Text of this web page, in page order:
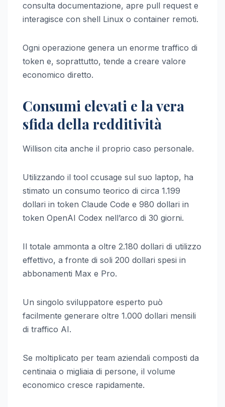
consulta documentazione, apre pull request e
interagisce con shell Linux o container remoti.
Ogni operazione genera un enorme traffico di
token e, soprattutto, tende a creare valore
economico diretto.
Consumi elevati e la vera
sfida della redditività
Willison cita anche il proprio caso personale.
Utilizzando il tool ccusage sul suo laptop, ha
stimato un consumo teorico di circa 1.199
dollari in token Claude Code e 980 dollari in
token OpenAI Codex nell’arco di 30 giorni.
Il totale ammonta a oltre 2.180 dollari di utilizzo
effettivo, a fronte di soli 200 dollari spesi in
abbonamenti Max e Pro.
Un singolo sviluppatore esperto può
facilmente generare oltre 1.000 dollari mensili
di traffico AI.
Se moltiplicato per team aziendali composti da
centinaia o migliaia di persone, il volume
economico cresce rapidamente.